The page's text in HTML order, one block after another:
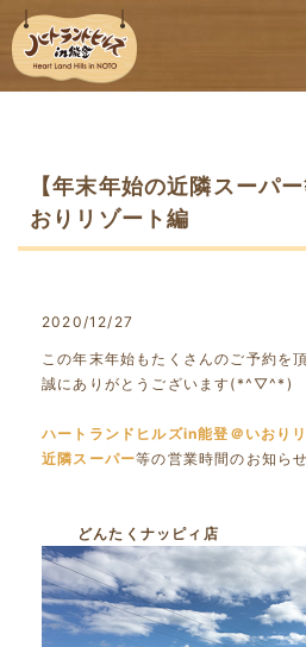
【年末年始の近隣スーパ
おりリゾート編
2020/12/27
この年末年始もたくさんのご予約を
誠にありがとうございます(*^▽^*)
ハートランドヒルズin能登＠いおり
近隣スーパー等の営業時間のお知ら
どんたくナッピィ店